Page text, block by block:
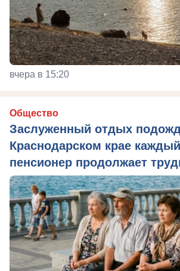
вчера в 15:20
Общество
Заслуженный отдых
Краснодарском крае
пенсионер продолжает